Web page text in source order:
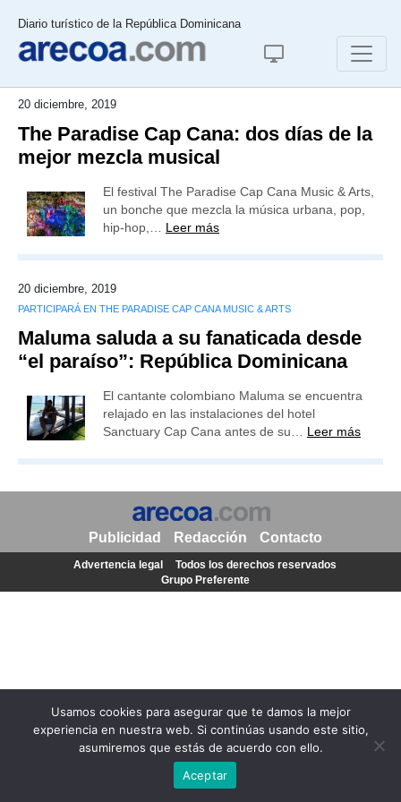
Diario turístico de la República Dominicana
20 diciembre, 2019
The Paradise Cap Cana: dos días de la
mejor mezcla musical
El festival The Paradise Cap Cana Music & Arts,
un bonche que mezcla la música urbana, pop,
hip-hop,… Leer más
20 diciembre, 2019
PARTICIPARÁ EN THE PARADISE CAP CANA MUSIC & ARTS
Maluma saluda a su fanaticada desde
“el paraíso”: República Dominicana
El cantante colombiano Maluma se encuentra
relajado en las instalaciones del hotel
Sanctuary Cap Cana antes de su… Leer más
Usamos cookies para asegurar que te damos la mejor
experiencia en nuestra web. Si continúas usando este sitio,
asumiremos que estás de acuerdo con ello.
Aceptar
Publicidad Redacción Contacto
Advertencia legal
Todos los derechos reservados
Grupo Preferente